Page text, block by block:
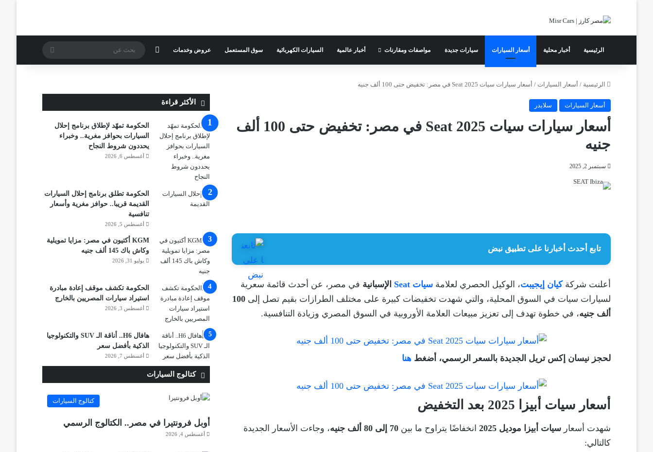
الرئيسية أخبار محلية أسعار السيارات سيارات جديدة مواصفات ومقارنات أخبار عالمية السيارات الكهربائية سوق المستعمل عروض وخدمات الوضع المظلم
عن
الرئيسية / أسعار السيارات / أسعار سيارات سيات 2025 Seat في مصر: تخفيض حتى 100 ألف جنيه
أسعار السيارات سلايدر
أسعار سيارات سيات 2025 Seat في مصر: تخفيض حتى 100 ألف
جنيه
سبتمبر 2, 2025
تابع أحدث أخبارنا على تطبيق نبض
أعلنت شركةكيان إيجيبت، الوكيل الحصري لعلامة سيات Seat الإسبانية في مصر، عن أحدث قائمة سعرية
لسيارات سيات في السوق المحلية، والتي شهدت تخفيضات كبيرة على مختلف الطرازات بقيم تصل إلى 100
ألف جنيه، في خطوة تهدف إلى تعزيز مبيعات العلامة الأوروبية في السوق المصري وزيادة التنافسية.
لحجز نيسان إكس تريل الجديدة بالسعر الرسمي، أضغط هنا
أسعار سيات أبيزا 2025 بعد التخفيض
شهدت أسعار سيات أبيزا موديل 2025 انخفاضًا يتراوح ما بين 70 إلى 80 ألف جنيه
، وجاءت الأسعار الجديدة
كالتالي:
الأكثر قراءة
الحكومة تمهّد لإطلاق برنامج إحلال
السيارات بحوافز مغرية.. وخبراء
يحددون شروط النجاح
أغسطس 6, 2026
الحكومة تطلق برنامج إحلال السيارات
القديمة قريبا.. حوافز مغرية وأسعار
تنافسية
أغسطس 5, 2026
KGM أكتيون في مصر: مزايا تمويلية
وكاش باك 145 ألف جنيه
يوليو 31, 2026
الحكومة تكشف موقف إعادة مبادرة
استيراد سيارات المصريين بالخارج
أغسطس 3, 2026
هافال H6.. أناقة الـ SUV والتكنولوجيا
الذكية بأفضل سعر
أغسطس 7, 2026
كتالوج السيارات
كتالوج السيارات
أوبل فرونتيرا في مصر.. الكتالوج الرسمي
أغسطس 4, 2026